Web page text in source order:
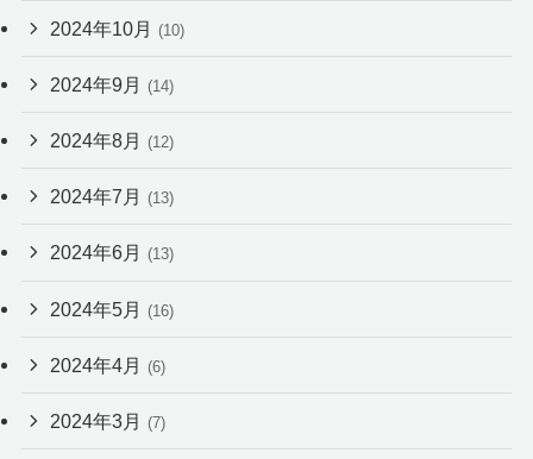
2024年10月 (10)
2024年9月 (14)
2024年8月 (12)
2024年7月 (13)
2024年6月 (13)
2024年5月 (16)
2024年4月 (6)
2024年3月 (7)